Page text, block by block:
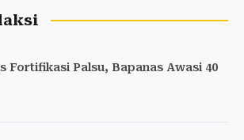
Fortifikasi Palsu, Bapanas Awasi 40